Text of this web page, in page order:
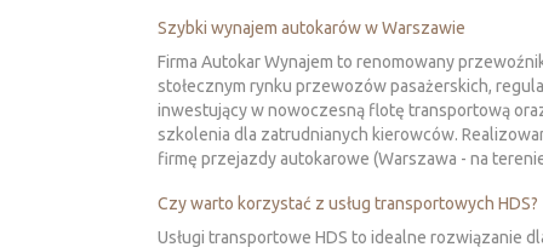
Szybki wynajem autokarów w Warszawie
Firma Autokar Wynajem to renomowany
stołecznym rynku przewozów pasażerskich,
inwestujący w nowoczesną flotę transportową
szkolenia dla zatrudnianych kierowców.
firmę przejazdy autokarowe (Warszawa - na
Czy warto korzystać z usług transportowych HDS?
Usługi transportowe HDS to idealne rozwiązanie